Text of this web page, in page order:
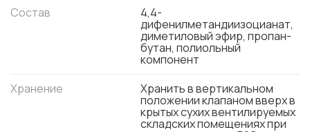
Состав
4,4-
дифенилметандиизоцианат,
диметиловый эфир, пропан-
бутан, полиольный
компонент
Хранение
Хранить в вертикальном
положении клапаном вверх в
крытых сухих вентилируемых
складских помещениях при